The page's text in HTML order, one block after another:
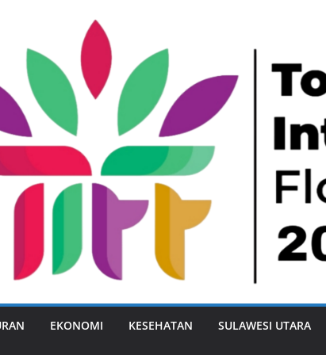
EKONOMI KESEHATAN SULAWESI UTARA